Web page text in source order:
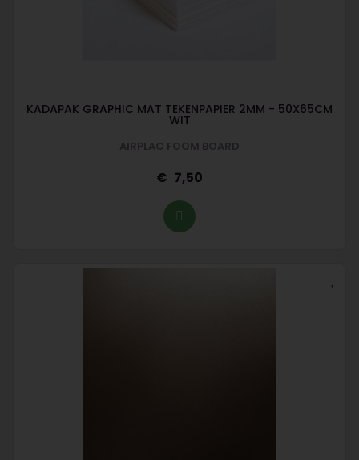
KADAPAK GRAPHIC MAT TEKENPAPIER 2MM - 50X65CM
WIT
AIRPLAC FOOM BOARD
7,50